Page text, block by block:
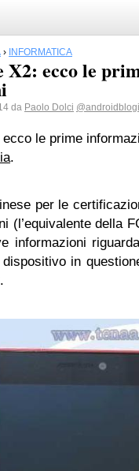
› INFORMATICA
X2: ecco le
da Paolo Dolci
le prime
.
per le
(l’equivalente della
informazioni
in
.